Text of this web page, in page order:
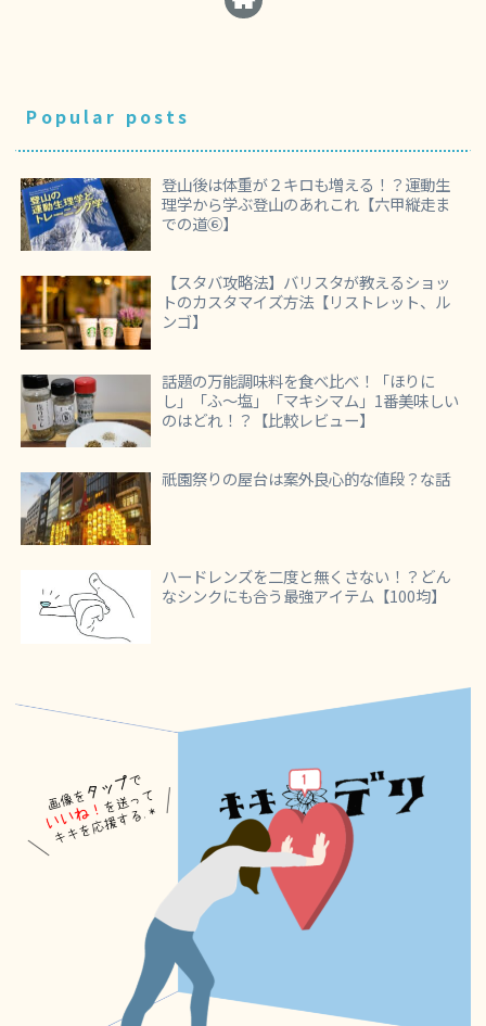
Popular posts
登山後は体重が２キロも増える！？運動生
理学から学ぶ登山のあれこれ【六甲縦走ま
での道⑥】
【スタバ攻略法】バリスタが教えるショッ
トのカスタマイズ方法【リストレット、ル
ンゴ】
話題の万能調味料を食べ比べ！「ほりに
し」「ふ～塩」「マキシマム」1番美味しい
のはどれ！？【比較レビュー】
祇園祭りの屋台は案外良心的な値段？な話
ハードレンズを二度と無くさない！？どん
なシンクにも合う最強アイテム【100均】